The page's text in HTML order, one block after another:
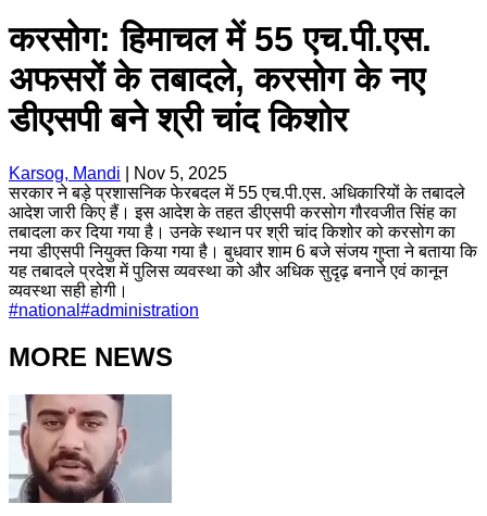
करसोग: हिमाचल में 55 एच.पी.एस.
अफसरों के तबादले, करसोग के नए
डीएसपी बने श्री चांद किशोर
Karsog, Mandi
Nov 5, 2025
सरकार ने बड़े प्रशासनिक फेरबदल में 55 एच.पी.एस. अधिकारियों के तबादले
आदेश जारी किए हैं। इस आदेश के तहत डीएसपी करसोग गौरवजीत सिंह का
तबादला कर दिया गया है। उनके स्थान पर श्री चांद किशोर को करसोग का
नया डीएसपी नियुक्त किया गया है। बुधवार शाम 6 बजे संजय गुप्ता ने बताया कि
यह तबादले प्रदेश में पुलिस व्यवस्था को और अधिक सुदृढ़ बनाने एवं कानून
व्यवस्था सही होगी।
#national #administration
MORE NEWS